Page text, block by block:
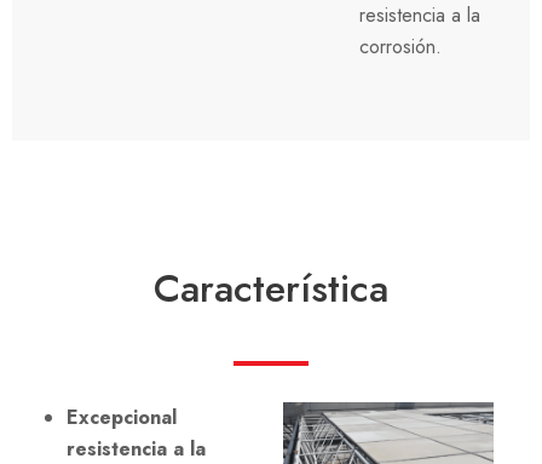
resistencia a la
corrosión.
Característica
Excepcional
resistencia a la